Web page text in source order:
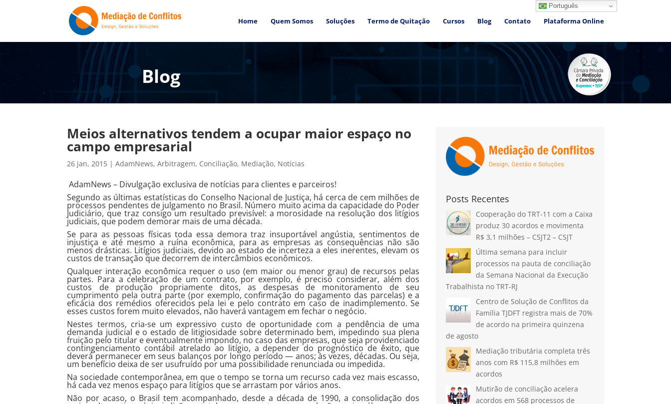
Home Quem Somos Soluções Termo de Quitação Cursos Blog Contato Plataforma Online
Blog
Meios alternativos tendem a ocupar maior espaço no
campo empresarial
26 jan, 2015 |AdamNews,Arbitragem, Conciliação, Mediação, Notícias
AdamNews – Divulgação exclusiva de notícias para clientes e parceiros!
Segundo as últimas estatísticas do Conselho Nacional de Justiça, há cerca de cem milhões de
processos pendentes de julgamento no Brasil. Número muito acima da capacidade do Poder
Judiciário, que traz consigo um resultado previsível: a morosidade na resolução dos litígios
judiciais, que podem demorar mais de uma década.
Se para as pessoas físicas toda essa demora traz insuportável angústia, sentimentos de
injustiça e até mesmo a ruína econômica, para as empresas as consequências não são
menos drásticas. Litígios judiciais, devido ao estado de incerteza a eles inerentes, elevam os
custos de transação que decorrem de intercâmbios econômicos.
Qualquer interação econômica requer o uso (em maior ou menor grau) de recursos pelas
partes. Para a celebração de um contrato, por exemplo, é preciso considerar, além dos
custos de produção propriamente ditos, as despesas de monitoramento de seu
cumprimento pela outra parte (por exemplo, confirmação do pagamento das parcelas) e a
eficácia dos remédios oferecidos pela lei e pelo contrato em caso de inadimplemento. Se
esses custos forem muito elevados, não haverá vantagem em fechar o negócio.
Nestes termos, cria-se um expressivo custo de oportunidade com a pendência de uma
demanda judicial e o estado de litigiosidade sobre determinado bem, impedindo sua plena
fruição pelo titular e eventualmente impondo, no caso das empresas, que seja providenciado
contingenciamento contábil atrelado ao litígio, a depender do prognóstico de êxito, que
deverá permanecer em seus balanços por longo período — anos; às vezes, décadas. Ou seja,
um benefício deixa de ser usufruído por uma possibilidade renunciada ou impedida.
Na sociedade contemporânea, em que o tempo se torna um recurso cada vez mais escasso,
há cada vez menos espaço para litígios que se arrastam por vários anos.
Não por acaso, o Brasil tem acompanhado, desde a década de 1990, a consolidação dos
Posts Recentes
Cooperação do TRT-11 com a Caixa
produz 30 acordos e movimenta
R$ 3,1 milhões – CSJT2 – CSJT
Última semana para incluir
processos na pauta de conciliação
da Semana Nacional da Execução
Trabalhista no TRT-RJ
Centro de Solução de Conflitos da
Família TJDFT registra mais de 70%
de acordo na primeira quinzena
de agosto
Mediação tributária completa três
anos com R$ 115,8 milhões em
acordos
Mutirão de conciliação acelera
acordos em 568 processos de
Português